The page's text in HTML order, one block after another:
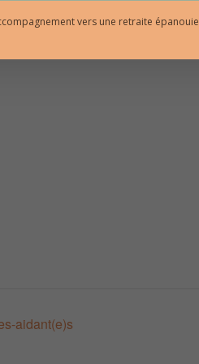
aidant(e)s
vers une retraite épanouie